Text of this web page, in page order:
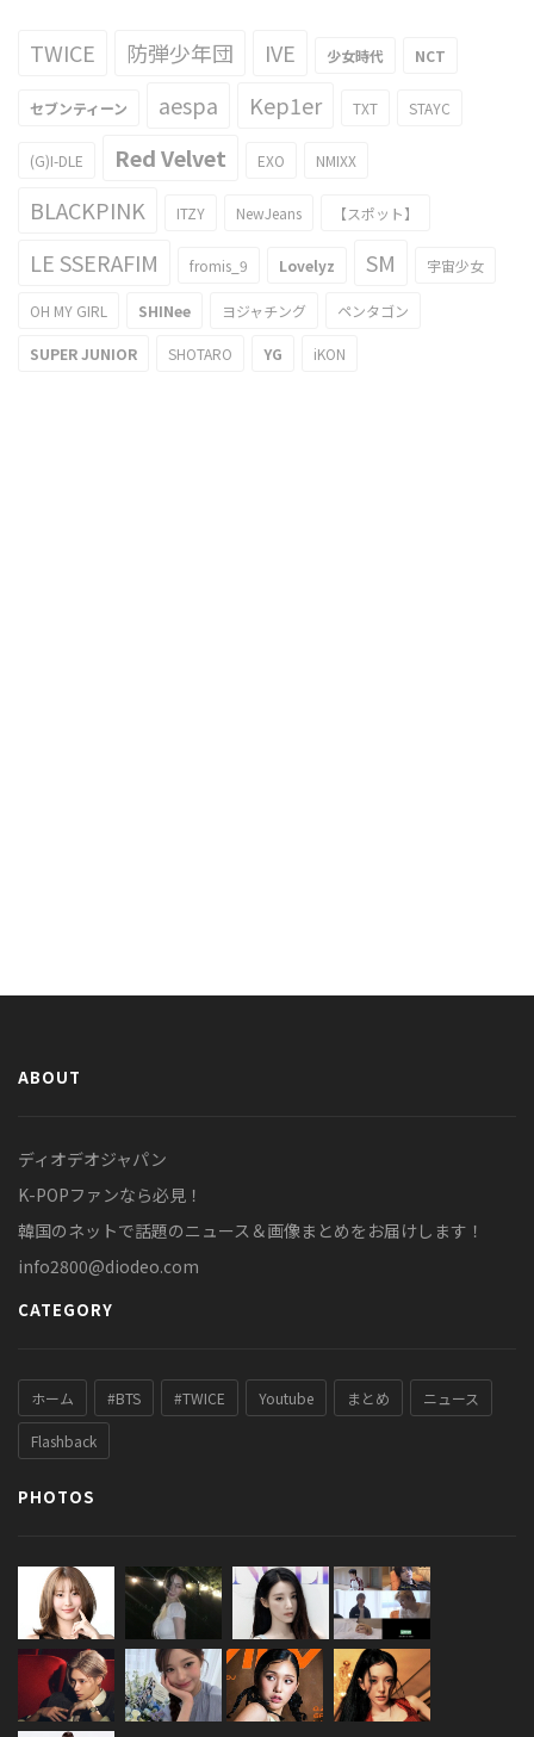
TWICE 防弾少年団 IVE 少女時代 NCT
セブンティーン aespa Kep1er TXT STAYC
(G)I-DLE Red Velvet EXO NMIXX
BLACKPINK ITZY NewJeans 【スポット】
LE SSERAFIM fromis_9 Lovelyz SM 宇宙少女
OH MY GIRL SHINee ヨジャチング ペンタゴン
SUPER JUNIOR SHOTARO YG iKON
ABOUT
ディオデオジャパン
K-POPファンなら必見！
韓国のネットで話題のニュース＆画像まとめをお届けします！
info2800@diodeo.com
CATEGORY
ホーム #BTS #TWICE Youtube まとめ ニュース
Flashback
PHOTOS